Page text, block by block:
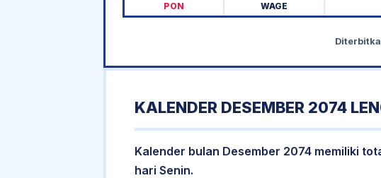
PON WAGE
KALENDER DESEMBER 2074
Kalender bulan Desember 2074 memiliki
hari Senin.